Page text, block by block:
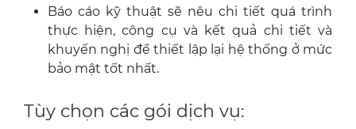
Báo cáo kỹ thuật sẽ nêu chi tiết quá trình
thực hiện, công cụ và kết quả chi tiết và
khuyến nghị để thiết lập lại hệ thống ở mức
bảo mật tốt nhất.
Tùy chọn các gói dịch vụ: